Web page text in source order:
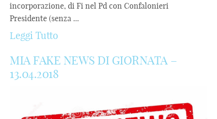
incorporazione, di Fi nel Pd con Confalonieri
Presidente (senza ...
Leggi Tutto
MIA FAKE NEWS DI GIORNATA –
13.04.2018